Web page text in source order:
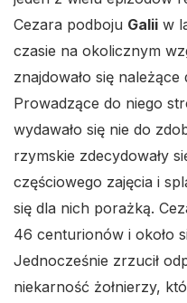
Cezara podboju Galii w
czasie na okolicznym
znajdowało się
Prowadzące do niego
wydawało się nie do
rzymskie zdecydowały
częściowego zajęcia i
się dla nich porażką.
46 centurionów i około
Jednocześnie zrzucił
niekarność żołnierzy,